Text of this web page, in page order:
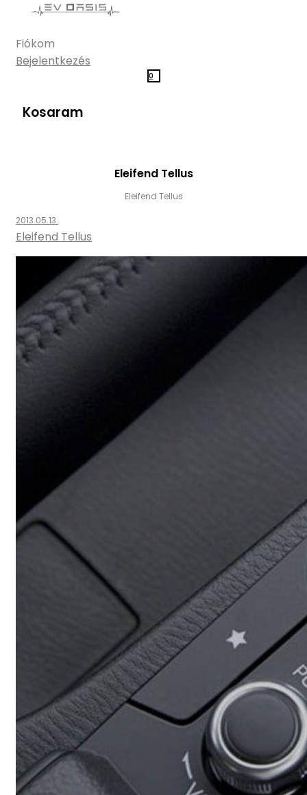
Fiókom
Bejelentkezés
0
Kosaram
Eleifend Tellus
Eleifend Tellus
2013.05.13.
Eleifend Tellus